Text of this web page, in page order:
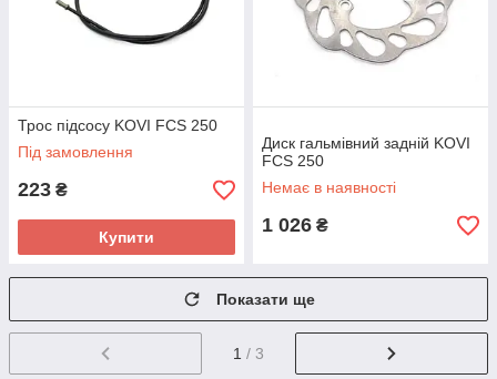
Трос підсосу KOVI FCS 250
Під замовлення
223 ₴
Купити
Диск гальмівний задній KOVI
FCS 250
Немає в наявності
1 026 ₴
Показати ще
1 / 3